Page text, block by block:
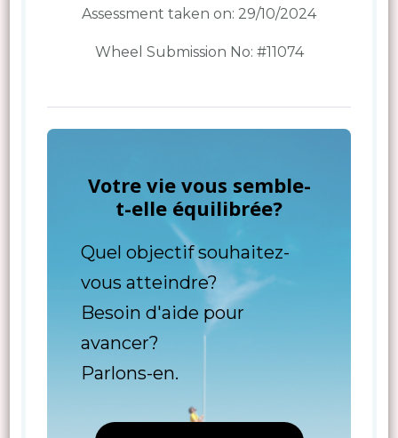
Assessment taken on: 29/10/2024
Wheel Submission No: #11074
Votre vie vous semble-
t-elle équilibrée?
Quel objectif souhaitez-
vous atteindre?
Besoin d'aide pour
avancer?
Parlons-en.